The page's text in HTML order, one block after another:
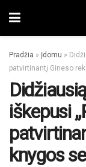
Pradžia » Įdomu »
patvirtinantį Gineso
iškepusi
knygos